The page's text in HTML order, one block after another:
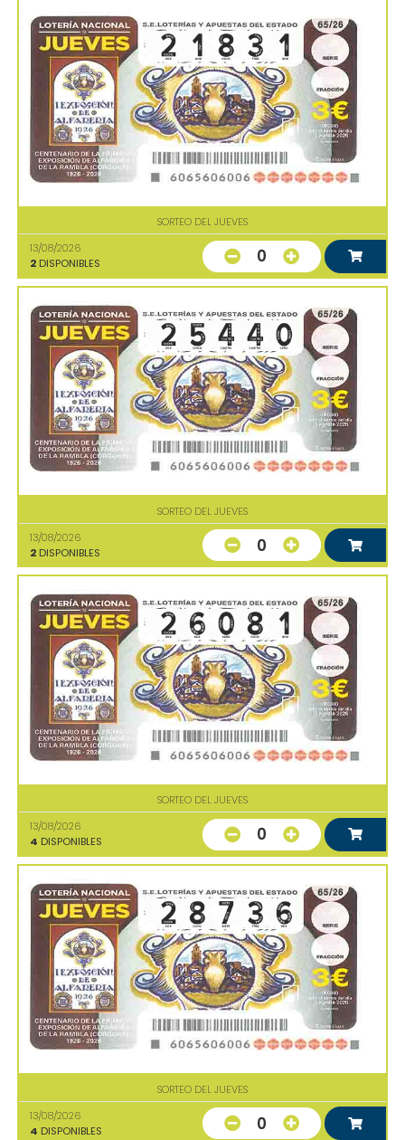
SORTEO DEL JUEVES
13/08/2026
2 DISPONIBLES 0
SORTEO DEL JUEVES
13/08/2026
2 DISPONIBLES 0
SORTEO DEL JUEVES
13/08/2026
4 DISPONIBLES 0
SORTEO DEL JUEVES
13/08/2026
4 DISPONIBLES 0